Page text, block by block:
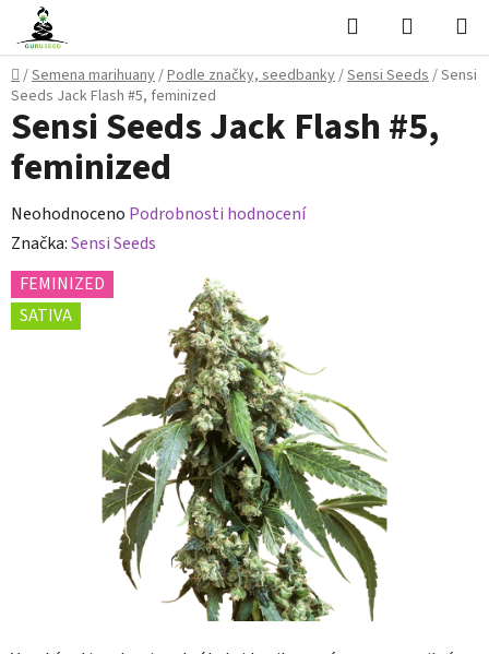
Přejít
obsah
Hledat
KOŠÍK
Domů
/Semena marihuany/Podle značky, seedbanky/Sensi Seeds/Sensi
Seeds Jack Flash #5, feminized
Sensi Seeds Jack Flash #5,
feminized
Průměrné
hodnocení
produktu
je
0,0
Neohodnoceno Podrobnosti hodnocení
Značka:Sensi Seeds
FEMINIZED
SATIVA